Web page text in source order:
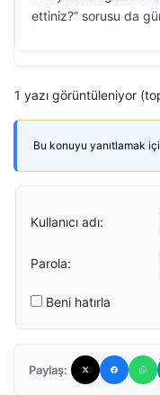
ettiniz?” sorusu da
1 yazı görüntüleniyor
Bu konuyu yanıtlamak
Kullanıcı adı:
Parola:
Beni hatırla
Paylaş: